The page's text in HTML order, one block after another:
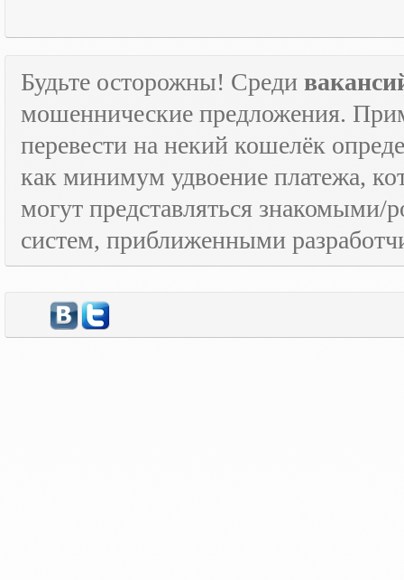
Будьте осторожны! Среди
мошеннические предложения.
перевести на некий кошелёк
как минимум удвоение платежа,
могут представляться знакомыми/
систем, приближенными